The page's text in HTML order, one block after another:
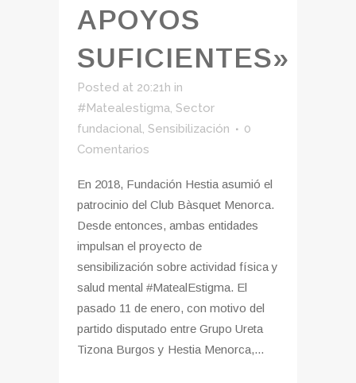
APOYOS
SUFICIENTES»
Posted at 20:21h in
#Matealestigma, Sector
fundacional, Sensibilización
0
Comentarios
En 2018, Fundación Hestia asumió el
patrocinio del Club Bàsquet Menorca.
Desde entonces, ambas entidades
impulsan el proyecto de
sensibilización sobre actividad física y
salud mental #MatealEstigma. El
pasado 11 de enero, con motivo del
partido disputado entre Grupo Ureta
Tizona Burgos y Hestia Menorca,...